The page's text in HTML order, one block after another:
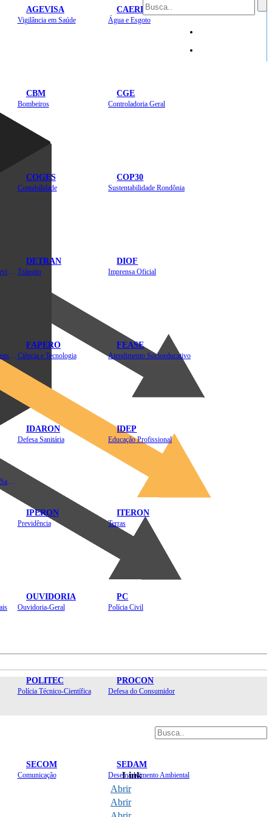
AGEVISA
Vigilância em Saúde
CAERD
Água e Esgoto
CBM
Bombeiros
CGE
Controladoria Geral
COGES
Contabilidade
COP30
Sustentabilidade Rondônia
DETRAN
Trânsito
DIOF
Imprensa Oficial
FAPERO
Ciência e Tecnologia
FEASE
Atendimento Socioeducativo
IDARON
Defesa Sanitária
IDEP
Educação Profissional
IPERON
Previdência
ITERON
Terras
OUVIDORIA
Ouvidoria-Geral
PC
Polícia Civil
POLITEC
Polícia Técnico-Científica
PROCON
Defesa do Consumidor
SECOM
Comunicação
SEDAM
Desenvolvimento Ambiental
Mapa do Site
Link
Abrir
Abrir